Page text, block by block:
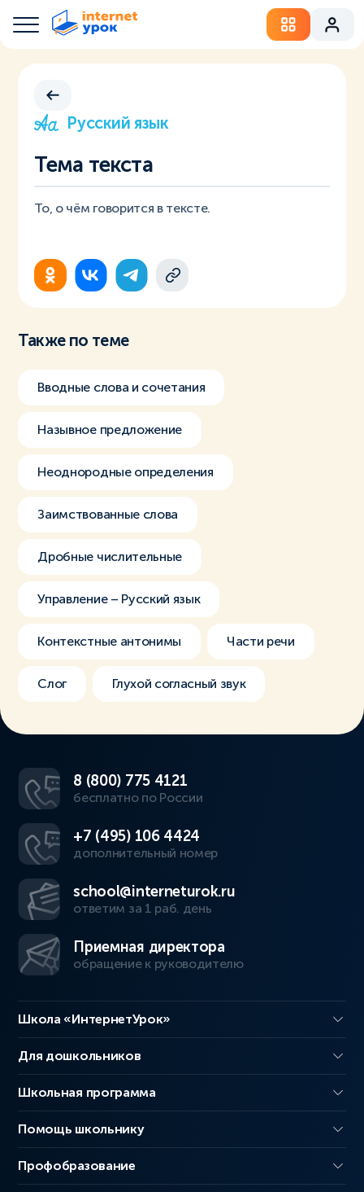
Русский язык
Тема текста
То, о чём говорится в тексте.
Также по теме
Вводные слова и сочетания
Назывное предложение
Неоднородные определения
Заимствованные слова
Дробные числительные
Управление – Русский язык
Контекстные антонимы Части речи
Слог Глухой согласный звук
8 (800) 775 4121
бесплатно по России
+7 (495) 106 4424
дополнительный номер
school@interneturok.ru
ответим за 1 раб. день
Приемная директора
обращение к руководителю
Школа «ИнтернетУрок»
Для дошкольников
Школьная программа
Помощь школьнику
Профобразование